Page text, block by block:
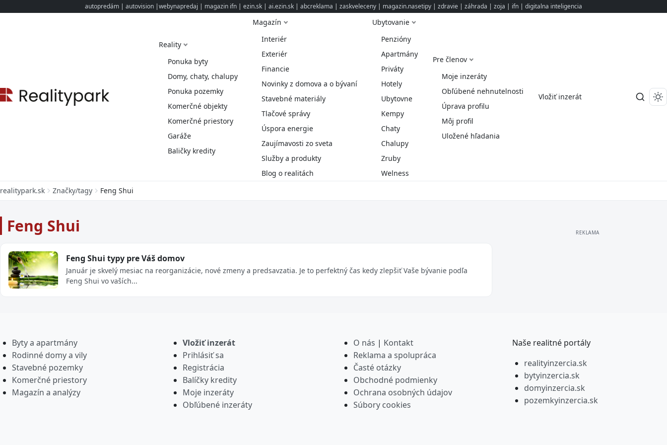
autopredám | autovision |webynapredaj | magazin ifn | ezin.sk | ai.ezin.sk | abcreklama | zaskveleceny | magazin.nasetipy | zdravie | záhrada | zoja | ifn | digitalna inteligencia
Reality
Ponuka byty
Domy, chaty, chalupy
Ponuka pozemky
Komerčné objekty
Komerčné priestory
Garáže
Baličky kredity
Magazín
Interiér
Exteriér
Financie
Novinky z domova a o bývaní
Stavebné materiály
Tlačové správy
Úspora energie
Zaujímavosti zo sveta
Služby a produkty
Blog o realitách
Ubytovanie
Penzióny
Apartmány
Priváty
Hotely
Ubytovne
Kempy
Chaty
Chalupy
Zruby
Welness
Pre členov
Moje inzeráty
Obľúbené nehnutelnosti
Úprava profilu
Môj profil
Uložené hľadania
Vložiť inzerát
realitypark.sk Značky/tagy Feng Shui
Feng Shui
Feng Shui typy pre Váš domov
Január je skvelý mesiac na reorganizácie, nové zmeny a predsavzatia. Je to perfektný čas kedy zlepšiť Vaše bývanie podľa
Feng Shui vo vaších...
Byty a apartmány
Rodinné domy a vily
Stavebné pozemky
Komerčné priestory
Magazín a analýzy
Vložiť inzerát
Prihlásiť sa
Registrácia
Balíčky kredity
Moje inzeráty
Obľúbené inzeráty
O nás | Kontakt
Reklama a spolupráca
Časté otázky
Obchodné podmienky
Ochrana osobných údajov
Súbory cookies
Naše realitné portály
realityinzercia.sk
bytyinzercia.sk
domyinzercia.sk
pozemkyinzercia.sk